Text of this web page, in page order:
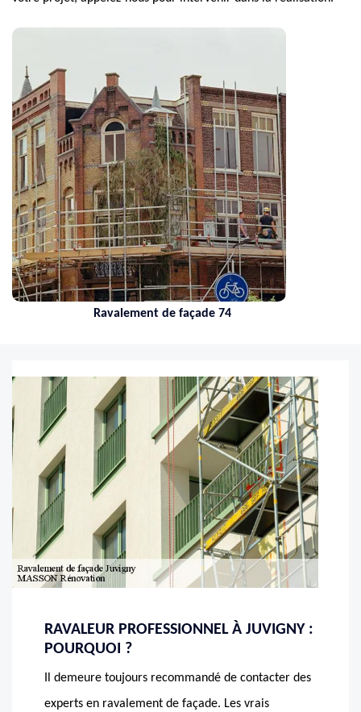
Ravalement de façade 74
RAVALEUR PROFESSIONNEL À JUVIGNY :
POURQUOI ?
Il demeure toujours recommandé de contacter des
experts en ravalement de façade. Les vrais